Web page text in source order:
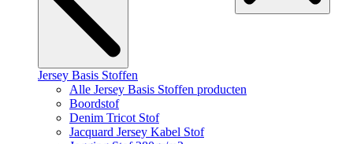
Jersey Basis Stoffen
Alle Jersey Basis Stoffen producten
Boordstof
Denim Tricot Stof
Jacquard Jersey Kabel Stof